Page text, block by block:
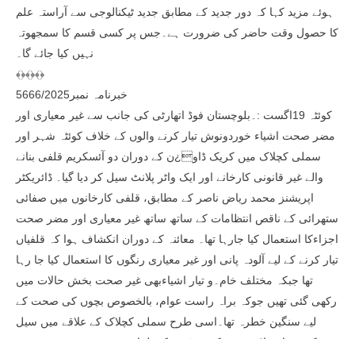
ہوئے مزید کہا کہ دور جدید کے مطابق جدید ٹیکنالوجی سے آراستہ علم
کا حصول وقت حاضر کی ضرورت ہے۔جس پر کسی قسم کا سمجھوتہ
نہیں کیا جائے گا۔
﴾﴿﴾﴿﴾﴿
خبرنامہ نمبر5666/2025
کوئٹہ 19اگست :۔بلوچستان فوڈ اتھارٹی کی جانب سے غیر معیاری اور
مضر صحت اشیاء خوردونوش تیار کرنے والوں کے خلاف کوئٹہ شہر اور
سملی کچلاک میں کریک ڈاو¿ن کے دوران دو آئسکریم قلفی بنانے
والے غیر قانونی کارخانے اور ایک واٹر پلانٹ سیل کر دیا گیا۔ ڈائریکٹر
اپریشنز محمد ریاض ناصر کے مطابق، قلفی کارخانوں میں صفائی
ستھرائی کے ناقص انتظامات کے ساتھ ساتھ غیر معیاری اور مضر صحت
اجزاءکا استعمال کیا جارہا تھا۔ معائنہ کے دوران انکشاف ہوا کہ قلفیاں
تیار کرنے کے لیے آلودہ پانی اور غیر معیاری رنگوں کا استعمال کیا جا رہا
تھا جبکہ مختلف خام۔و تیار اشیاءبھی غیر صحت بخش حالات میں
رکھی گئی تھیں جوکہ براہ راست عوام، بالخصوص بچوں کی صحت کے
لیے سنگین خطرہ تھا۔اسی طرح سملی کچلاک کے علاقے میں سیل